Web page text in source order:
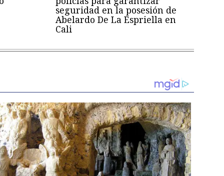
seguridad en la posesión de
Abelardo De La Espriella en
Cali